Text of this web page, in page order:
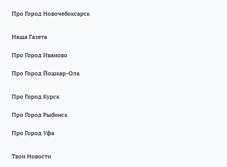
Про Город Новочебоксарск
Наша Газета
Про Город Иваново
Про Город Йошкар-Ола
Про Город Курск
Про Город Рыбинск
Про Город Уфа
Твои Новости